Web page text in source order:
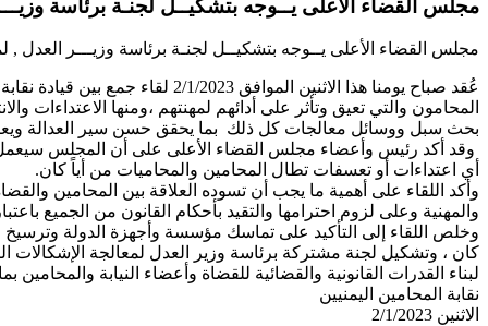
مجلس القضاء الأعلى يــوجه بتشكيــل لجنـة برئاسة
مجلس القضاء الأعلى يــوجه بتشكيــل لجنـة برئاسة وزيـــر
عُقد صباح يومنا هذا الاثنين
المحامون والتي تعيق وتأثر على أدائهم لمهنتهم ،ومنها الاعتداءات
بحث سبل ووسائل معالجات كل ذلك بما يحقق حسن سير العدالة ويعزز
وقد أكد رئيس وأعضاء مجلس القضاء الأعلى على أن المجلس سيعمل
أي اعتداءات أو تعسفات تطال المحامين والمحاميات من أياً كان.
وأكد اللقاء على أهمية ما يجب أن تسوده العلاقة بين المحامين
والمهنية وعلى لزوم احترامها والتقيد بأحكام القانون من الجميع
وخلص اللقاء إلى التأكيد على تماسك مؤسسة وأجهزة الدولة وترسيخ
كان ، وتشكيل لجنة مشتركة برئاسة وزير العدل لمعالجة الإشكالات
لبناء القدرات القانونية والقضائية للقضاة وأعضاء النيابة والمحامين
نقابة المحامين اليمنيين
الاثنين 2/1/2023